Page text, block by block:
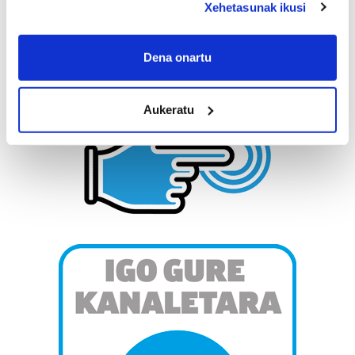
If you allow, we would also like to:
Collect information about your geographical
meters
Identify your device by actively scanning it for
specific characteristics (fingerprinting)
Find out more about how your personal data is processed
and set your preferences in thedetails section
Guk eta gure bazkideek zure datu pertsonalak
teknologia erabiliz, cookieak adibidez, iragarki eta eduki
pertsonalizatuak eskaintzeko, iragarkiak eta edukia
neurtzeko, jendeari buruzko informazioa biltzeko eta
produktuak garatzeko. Zure datuak nork eta zertarako
Xehetasunak ikusi
Dena onartu
Aukeratu